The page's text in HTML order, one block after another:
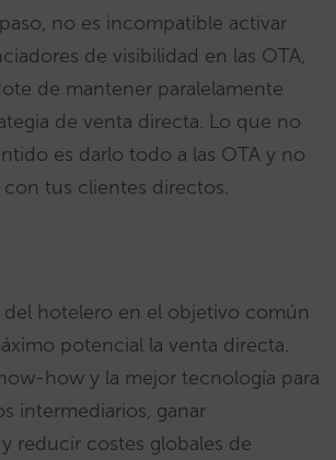
no es incompatible activar
de visibilidad en las OTA,
de mantener paralelamente
de venta directa. Lo que no
es darlo todo a las OTA y no
tus clientes directos.
del hotelero en el objetivo común
potencial la venta directa.
how y la mejor tecnología para
intermediarios, ganar
reducir costes globales de